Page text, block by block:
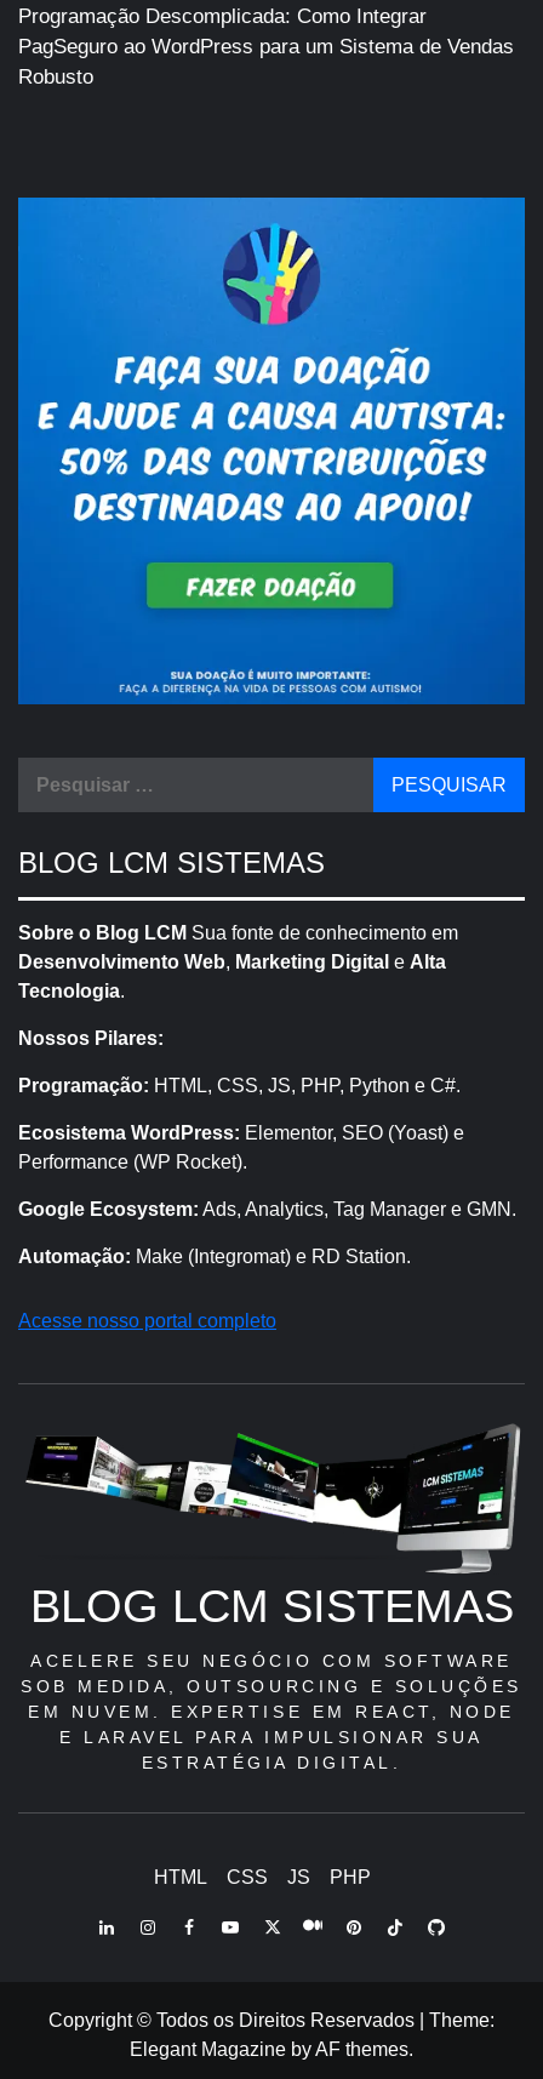
Programação Descomplicada: Como Integrar
PagSeguro ao WordPress para um Sistema de Vendas
Robusto
BLOG LCM SISTEMAS
Sobre o Blog LCM Sua fonte de conhecimento em
Desenvolvimento Web, Marketing Digital e Alta
Tecnologia.
Nossos Pilares:
Programação: HTML, CSS, JS, PHP, Python e C#.
Ecosistema WordPress: Elementor, SEO (Yoast) e
Performance (WP Rocket).
Google Ecosystem: Ads, Analytics, Tag Manager e GMN.
Automação: Make (Integromat) e RD Station.
Acesse nosso portal completo
BLOG LCM SISTEMAS
ACELERE SEU NEGÓCIO COM SOFTWARE
SOB MEDIDA, OUTSOURCING E SOLUÇÕES
EM NUVEM. EXPERTISE EM REACT, NODE
E LARAVEL PARA IMPULSIONAR SUA
ESTRATÉGIA DIGITAL.
HTML CSS JS PHP
LinkedInInstagramFacebookYoutube
X PinterestTiktokGithub
Copyright © Todos os Direitos Reservados
Theme:
Elegant Magazine byAF themes.